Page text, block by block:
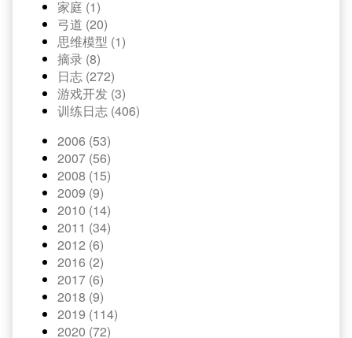
家庭 (1)
弓道 (20)
思维模型 (1)
摘录 (8)
日志 (272)
游戏开发 (3)
训练日志 (406)
2006 (53)
2007 (56)
2008 (15)
2009 (9)
2010 (14)
2011 (34)
2012 (6)
2016 (2)
2017 (6)
2018 (9)
2019 (114)
2020 (72)